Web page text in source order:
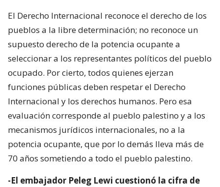
El Derecho Internacional reconoce el derecho de los
pueblos a la libre determinación; no reconoce un
supuesto derecho de la potencia ocupante a
seleccionar a los representantes políticos del pueblo
ocupado. Por cierto, todos quienes ejerzan
funciones públicas deben respetar el Derecho
Internacional y los derechos humanos. Pero esa
evaluación corresponde al pueblo palestino y a los
mecanismos jurídicos internacionales, no a la
potencia ocupante, que por lo demás lleva más de
70 años sometiendo a todo el pueblo palestino.
-El embajador Peleg Lewi cuestionó la cifra de